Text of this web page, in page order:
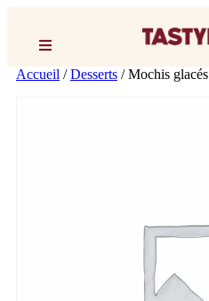
Accueil /Desserts / Mochis glacés